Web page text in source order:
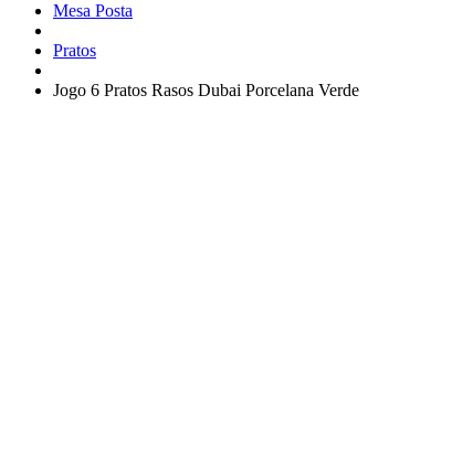
Mesa Posta
Pratos
Jogo 6 Pratos Rasos Dubai Porcelana Verde